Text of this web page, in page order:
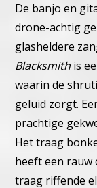
De banjo en
drone-achtig
glasheldere
Blacksmith is
waarin de
geluid zorgt.
prachtige
Het traag
heeft een rauw
traag riffende